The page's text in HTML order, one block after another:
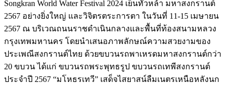
Songkran World Water Festival 2024 เย็นทั่วหล้า มหาสงกรานต์
2567 อย่างยิ่งใหญ่ และวิจิตรตระการตา ในวันที่ 11-15 เมษายน
2567 ณ บริเวณถนนราชดำเนินกลางและพื้นที่ท้องสนามหลวง
กรุงเทพมหานคร โดยนำเสนอภาพลักษณ์ความสวยงามของ
ประเพณีสงกรานต์ไทย ด้วยขบวนรถพาเหรดมหาสงกรานต์กว่า
20 ขบวน ได้แก่ ขบวนรถพระพุทธรูป ขบวนรถเทพีสงกรานต์
ประจำปี 2567 “มโหธรเทวี” เสด็จไสยาสน์ลืมเนตรเหนือหลังนก